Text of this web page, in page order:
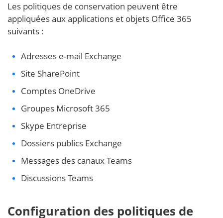
Les politiques de conservation peuvent être
appliquées aux applications et objets Office 365
suivants :
Adresses e-mail Exchange
Site SharePoint
Comptes OneDrive
Groupes Microsoft 365
Skype Entreprise
Dossiers publics Exchange
Messages des canaux Teams
Discussions Teams
Configuration des politiques de